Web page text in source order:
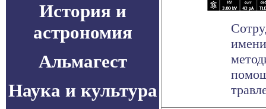
История и
астрономия
Альмагест
Наука и культура